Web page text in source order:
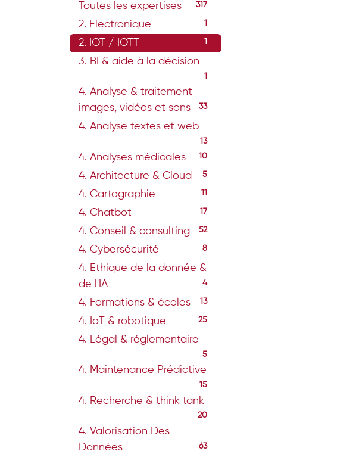
Toutes les expertises 317
2. Electronique 1
2. IOT / IOTT 1
3. BI & aide à la décision
1
4. Analyse & traitement
images, vidéos et sons
33
4. Analyse textes et web
13
4. Analyses médicales 10
4. Architecture & Cloud 5
4. Cartographie 11
4. Chatbot 17
4. Conseil & consulting 52
4. Cybersécurité 8
4. Ethique de la donnée &
de l'IA
4
4. Formations & écoles 13
4. IoT & robotique 25
4. Légal & réglementaire
5
4. Maintenance Prédictive
15
4. Recherche & think tank
20
4. Valorisation Des
Données
63